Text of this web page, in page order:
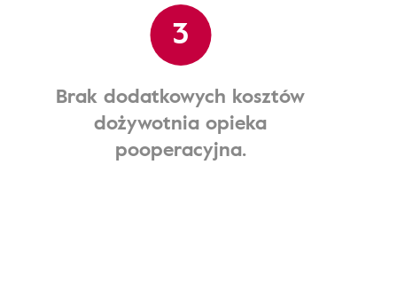
3
Brak dodatkowych kosztów
dożywotnia opieka
pooperacyjna.